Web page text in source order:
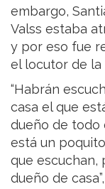
embargo,
Valss estaba
y por eso fue
el locutor de la
“Habrán
casa el que
dueño de todo
está un
que escuchan,
dueño de